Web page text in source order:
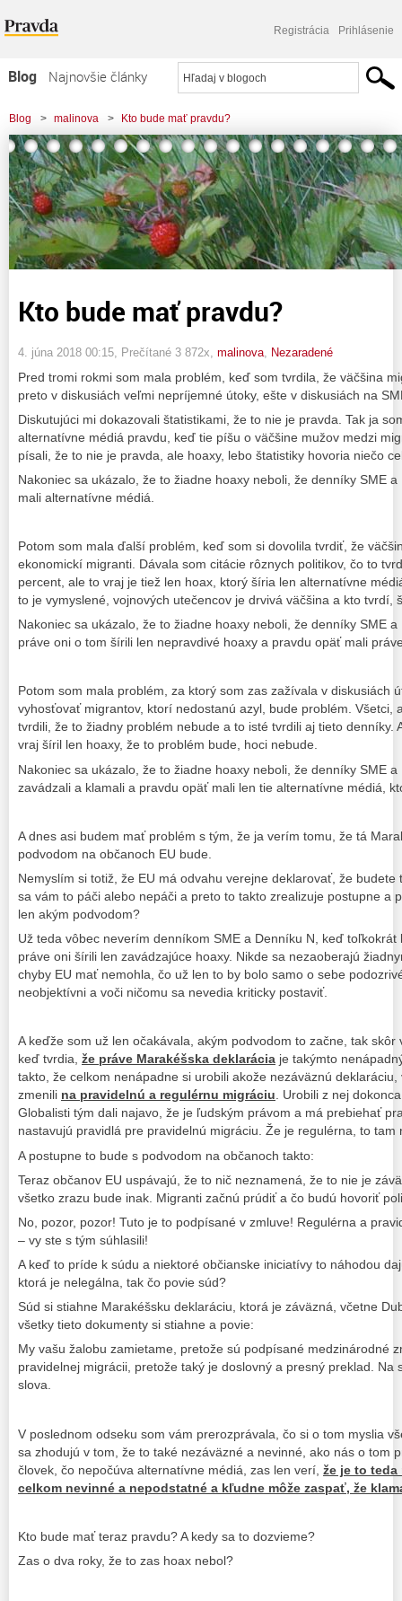
Registrácia Prihlásenie
Blog
Najnovšie články
Najčítanejšie články
Najkomentovanejšie články
Zoznam blogov
Komerčné blogy
Blog > malinova > Kto bude mať pravdu?
Kto bude mať pravdu?
4. júna 2018 00:15 , Prečítané 3 872x, malinova Nezaradené
Pred tromi rokmi som mala problém, keď som tvrdila, že väčšina
preto v diskusiách veľmi nepríjemné útoky, ešte v diskusiách na
Diskutujúci mi dokazovali štatistikami, že to nie je pravda. Tak ja
alternatívne médiá pravdu, keď tie píšu o väčšine mužov medzi
písali, že to nie je pravda, ale hoaxy, lebo štatistiky hovoria niečo
Nakoniec sa ukázalo, že to žiadne hoaxy neboli, že denníky SME
mali alternatívne médiá.
Potom som mala ďalší problém, keď som si dovolila tvrdiť, že
ekonomickí migranti. Dávala som citácie rôznych politikov, čo to
percent, ale to vraj je tiež len hoax, ktorý šíria len alternatívne
to je vymyslené, vojnových utečencov je drvivá väčšina a kto tvrdí,
Nakoniec sa ukázalo, že to žiadne hoaxy neboli, že denníky SME
práve oni o tom šírili len nepravdivé hoaxy a pravdu opäť mali
Potom som mala problém, za ktorý som zas zažívala v diskusiách
vyhosťovať migrantov, ktorí nedostanú azyl, bude problém. Všetci,
tvrdili, že to žiadny problém nebude a to isté tvrdili aj tieto denníky.
vraj šíril len hoaxy, že to problém bude, hoci nebude.
Nakoniec sa ukázalo, že to žiadne hoaxy neboli, že denníky SME
zavádzali a klamali a pravdu opäť mali len tie alternatívne médiá,
A dnes asi budem mať problém s tým, že ja verím tomu, že tá
podvodom na občanoch EU bude.
Nemyslím si totiž, že EU má odvahu verejne deklarovať, že
sa vám to páči alebo nepáči a preto to takto zrealizuje postupne a
len akým podvodom?
Už teda vôbec neverím denníkom SME a Denníku N, keď toľkokrát
práve oni šírili len zavádzajúce hoaxy. Nikde sa nezaoberajú
chyby EU mať nemohla, čo už len to by bolo samo o sebe
neobjektívni a voči ničomu sa nevedia kriticky postaviť.
A keďže som už len očakávala, akým podvodom to začne, tak
keď tvrdia, že práve Marakéšska deklarácia je takýmto
takto, že celkom nenápadne si urobili akože nezáväznú
zmenili na pravidelnú a regulérnu migráciu. Urobili z nej
Globalisti tým dali najavo, že je ľudským právom a má prebiehať
nastavujú pravidlá pre pravidelnú migráciu. Že je regulérna, to tam
A postupne to bude s podvodom na občanoch takto:
Teraz občanov EU uspávajú, že to nič neznamená, že to nie je
všetko zrazu bude inak. Migranti začnú prúdiť a čo budú hovoriť
No, pozor, pozor! Tuto je to podpísané v zmluve! Regulérna a
– vy ste s tým súhlasili!
A keď to príde k súdu a niektoré občianske iniciatívy to náhodou
ktorá je nelegálna, tak čo povie súd?
Súd si stiahne Marakéšsku deklaráciu, ktorá je záväzná, včetne
všetky tieto dokumenty si stiahne a povie:
My vašu žalobu zamietame, pretože sú podpísané medzinárodné
pravidelnej migrácii, pretože taký je doslovný a presný preklad. Na
slova.
V poslednom odseku som vám prerozprávala, čo si o tom myslia
sa zhodujú v tom, že to také nezáväzné a nevinné, ako nás o tom
človek, čo nepočúva alternatívne médiá, zas len verí, že je to teda
celkom nevinné a nepodstatné a kľudne môže zaspať, že
Kto bude mať teraz pravdu? A kedy sa to dozvieme?
Zas o dva roky, že to zas hoax nebol?